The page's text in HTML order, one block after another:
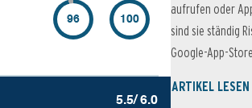
96 100
5.5/ 6.0
aufrufen oder
sind sie ständig
Google-App-
ARTIKEL LESEN